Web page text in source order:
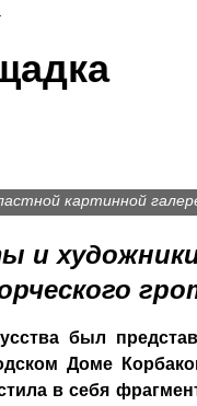
в исполнении
картинной
и
был
Доме
в себя